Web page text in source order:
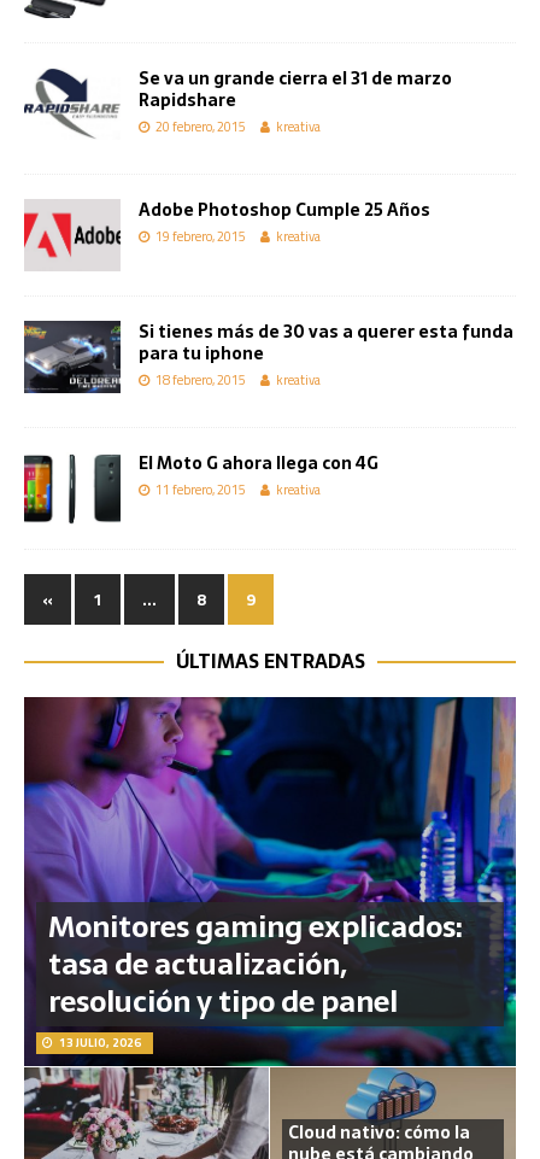
Se va un grande cierra el 31 de marzo
Rapidshare
20 febrero, 2015 kreativa
Adobe Photoshop Cumple 25 Años
19 febrero, 2015 kreativa
Si tienes más de 30 vas a querer esta funda
para tu iphone
18 febrero, 2015 kreativa
El Moto G ahora llega con 4G
11 febrero, 2015 kreativa
« 1 … 8 9
ÚLTIMAS ENTRADAS
Monitores gaming explicados:
tasa de actualización,
resolución y tipo de panel
13 JULIO, 2026
Cloud nativo: cómo la